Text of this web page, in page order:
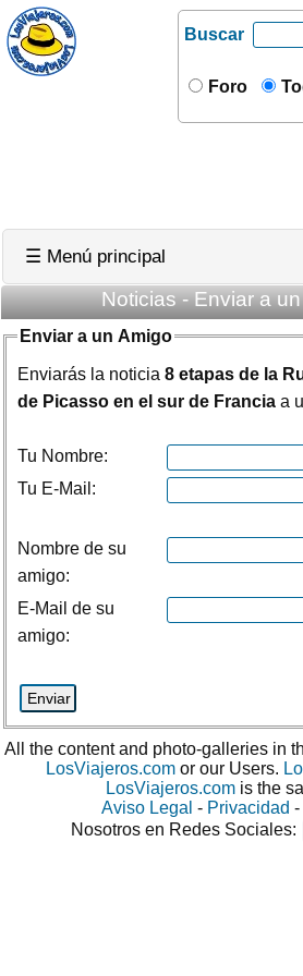
Buscar
Foro
☰ Menú principal
Noticias - Enviar a
Enviar a un Amigo
Enviarás la noticia 8 etapas de la
de Picasso en el sur de Francia a
Tu Nombre:
Tu E-Mail:
Nombre de su
amigo:
E-Mail de su
amigo:
All the content and photo-galleries in
LosViajeros.com or our Users.
LosViajeros.com is the
Aviso Legal - Privacidad -
Nosotros en Redes Sociales: